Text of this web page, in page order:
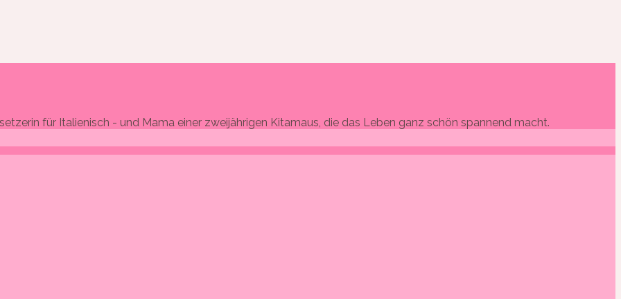
für Italienisch - und Mama einer zweijährigen Kitamaus, die das Leben ganz schön spannend macht.